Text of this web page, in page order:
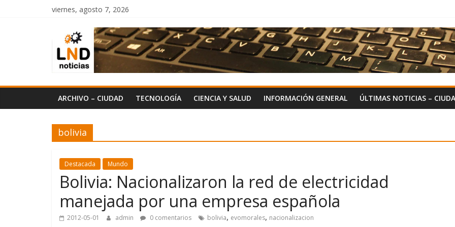
viernes, agosto 7, 2026
LND
Noticias
ARCHIVO – CIUDAD TECNOLOGÍA CIENCIA Y SALUD INFORMACIÓN GENERAL ÚLTIMAS NOTICIAS –
bolivia
Destacada Mundo
Bolivia: Nacionalizaron la red de electricidad
manejada por una empresa española
2012-05-01 admin 0 comentarios bolivia, evomorales, nacionalizacion